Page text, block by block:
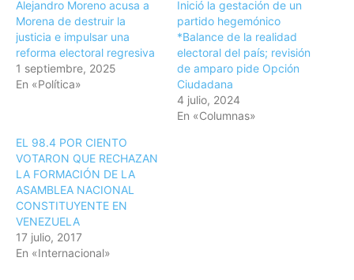
Alejandro Moreno acusa a
Morena de destruir la
justicia e impulsar una
reforma electoral regresiva
1 septiembre, 2025
En «Política»
Inició la gestación de un
partido hegemónico
*Balance de la realidad
electoral del país; revisión
de amparo pide Opción
Ciudadana
4 julio, 2024
En «Columnas»
EL 98.4 POR CIENTO
VOTARON QUE RECHAZAN
LA FORMACIÓN DE LA
ASAMBLEA NACIONAL
CONSTITUYENTE EN
VENEZUELA
17 julio, 2017
En «Internacional»